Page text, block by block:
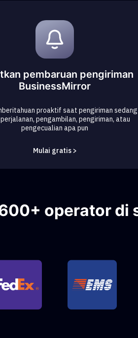
pembaruan pengiriman
BusinessMirror
proaktif saat pengiriman sedang
pengambilan, pengiriman, atau
pengecualian apa pun
Mulai gratis >
operator di